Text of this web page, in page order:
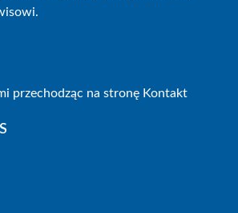
przechodząc na stronę Kontakt